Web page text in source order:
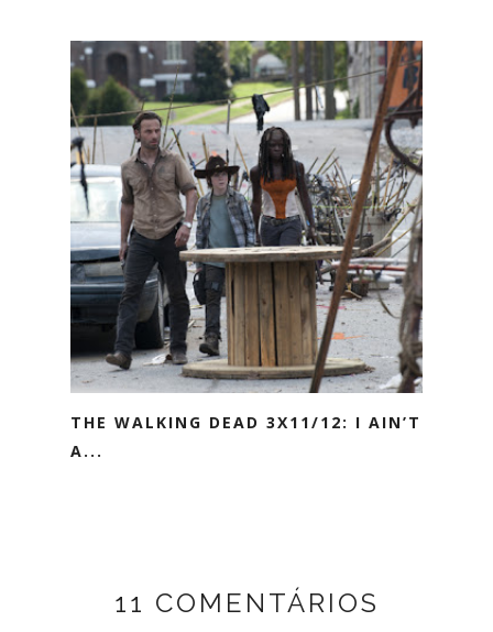
THE WALKING DEAD 3X11/12: I AIN’T
A...
11 COMENTÁRIOS